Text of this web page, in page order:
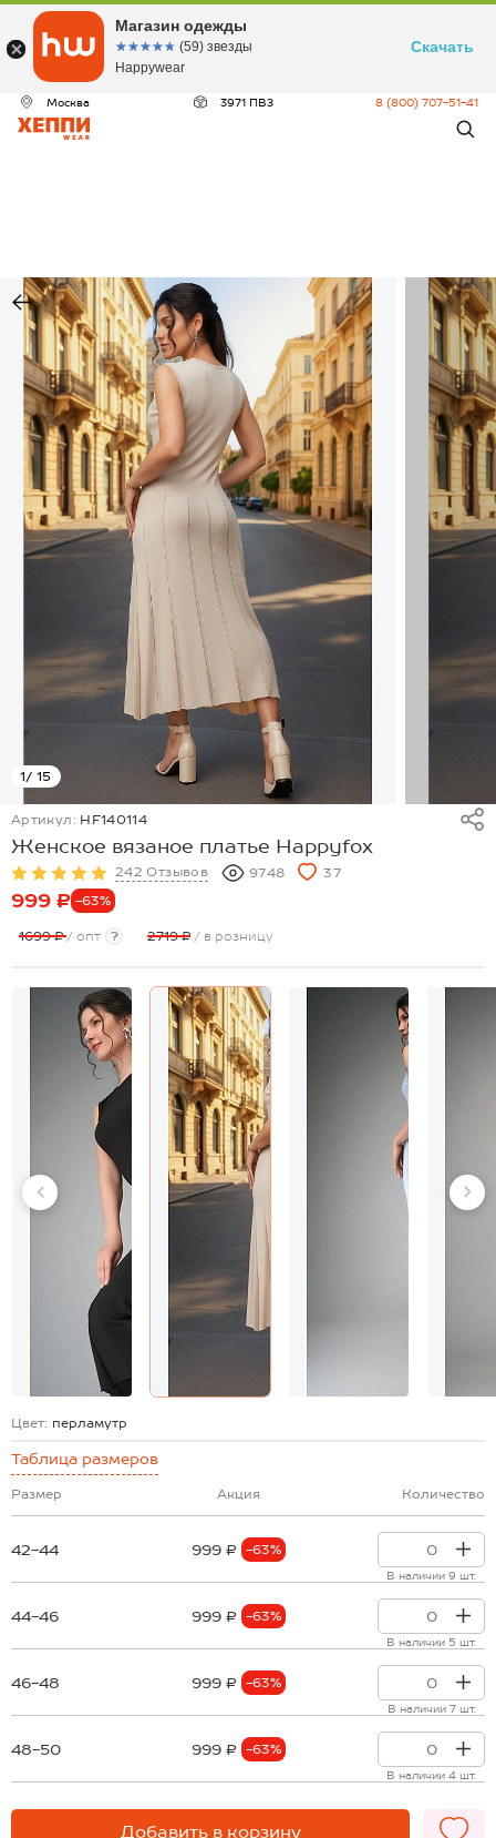
Москва 3971 ПВЗ 8 (800) 707-51-41
1/ 15
Артикул: HF140114
Женское вязаное платье Happyfox
242 Отзывов 9748 37
999 ₽ -63%
1699 ₽/ опт ? 2719 ₽ / в розницу
Цвет: перламутр
Таблица размеров
Размер Акция Количество
42-44 999 ₽ -63%
В наличии 9 шт.
44-46 999 ₽ -63%
В наличии 5 шт.
46-48 999 ₽ -63%
В наличии 7 шт.
48-50 999 ₽ -63%
В наличии 4 шт.
Добавить в корзину
Магазин одежды
☆☆☆☆☆
★★★★★ (59) звезды
Happywear
Скачать